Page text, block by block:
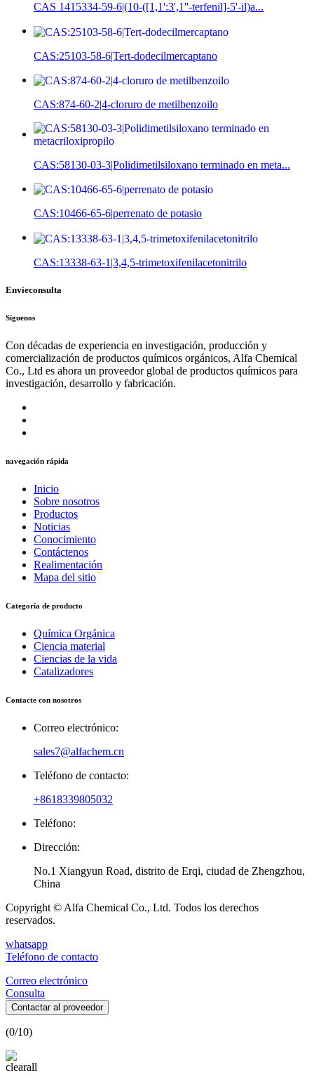
CAS 1415334-59-6|(10-([1,1':3',1''-terfenil]-5'-il)a...
CAS:25103-58-6|Tert-dodecilmercaptano
CAS:874-60-2|4-cloruro de metilbenzoilo
CAS:58130-03-3|Polidimetilsiloxano terminado en meta...
CAS:10466-65-6|perrenato de potasio
CAS:13338-63-1|3,4,5-trimetoxifenilacetonitrilo
Envíeconsulta
Síguenos
Con décadas de experiencia en investigación, producción y
comercialización de productos químicos orgánicos, Alfa Chemical
Co., Ltd es ahora un proveedor global de productos químicos para
investigación, desarrollo y fabricación.
navegación rápida
Inicio
Sobre nosotros
Productos
Noticias
Conocimiento
Contáctenos
Realimentación
Mapa del sitio
Categoría de producto
Química Orgánica
Ciencia material
Ciencias de la vida
Catalizadores
Contacte con nosotros
Correo electrónico:
sales7@alfachem.cn
Teléfono de contacto:
+8618339805032
Teléfono:
Dirección:
No.1 Xiangyun Road, distrito de Erqi, ciudad de Zhengzhou,
China
Copyright © Alfa Chemical Co., Ltd. Todos los derechos
reservados.
whatsapp
Teléfono de contacto
Correo electrónico
Consulta
Contactar al proveedor
(0/10)